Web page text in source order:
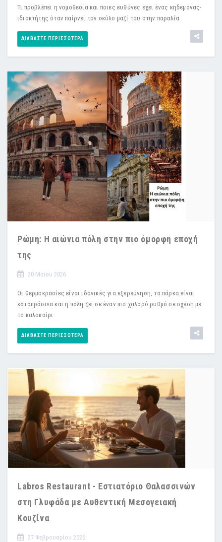
Τι προβλέπει η νομοθεσία και ποιες ευθύνες έχει ένας κηδεμόνας-
ιδιοκτήτης όταν παίρνει τον σκύλο μαζί του στην παραλία
ΔΙΑΒΆΣΤΕ ΠΕΡΙΣΣΌΤΕΡΑ
Ρώμη: Η αιώνια πόλη στην πιο όμορφη εποχή
της
20 Μαϊου 2026
Οι θερμοκρασίες είναι ιδανικές για εξερεύνηση, τα πάρκα είναι
καταπράσινα και η πόλη ζει σε έναν πιο χαλαρό ρυθμό σε σχέση με
το καλοκαίρι.
ΔΙΑΒΆΣΤΕ ΠΕΡΙΣΣΌΤΕΡΑ
Labros Restaurant - Εστιατόριο Θαλασσινών
στη Γλυφάδα με Αυθεντική Μεσογειακή
Κουζίνα
27 Φεβρουαρίου 2026